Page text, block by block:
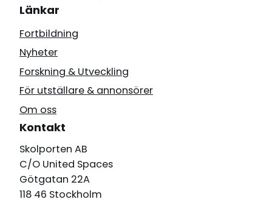
Länkar
Fortbildning
Nyheter
Forskning & Utveckling
För utställare & annonsörer
Om oss
Kontakt
Skolporten AB
C/O United Spaces
Götgatan 22A
118 46 Stockholm